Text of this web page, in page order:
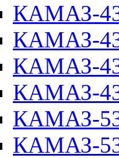
КАМАЗ-
КАМАЗ-
КАМАЗ-
КАМАЗ-
КАМАЗ-
КАМАЗ-